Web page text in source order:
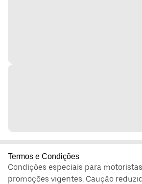
Termos e Condições
Condições especiais para
promoções vigentes. Caução